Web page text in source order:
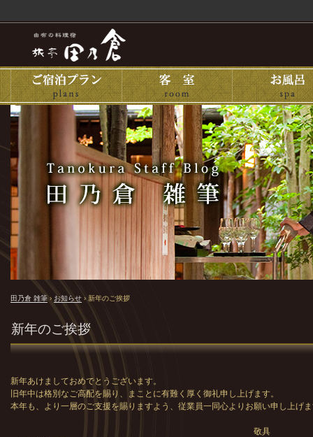
田乃倉 雑筆 › お知らせ › 新年のご挨拶
新年のご挨拶
新年あけましておめでとうございます。
旧年中は格別なご高配を賜り、まことに有難く厚く御礼申し上げます。
本年も、より一層のご支援を賜りますよう、従業員一同心よりお願い申し上げ
敬具